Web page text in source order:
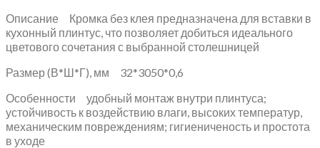
Описание Кромка без клея предназначена для вставки в
кухонный плинтус, что позволяет добиться идеального
цветового сочетания с выбранной столешницей
Размер (В*Ш*Г), мм 32*3050*0,6
Особенности удобный монтаж внутри плинтуса;
устойчивость к воздействию влаги, высоких температур,
механическим повреждениям; гигиениченость и простота
в уходе